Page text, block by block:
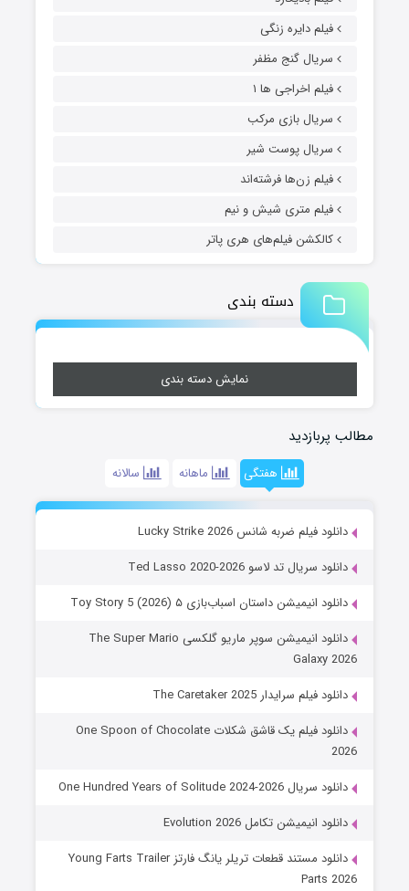
فیلم دایره زنگی
سریال گنج مظفر
فیلم اخراجی ها ۱
سریال بازی مرکب
سریال پوست شیر
فیلم زن‌ها فرشته‌اند
فیلم متری شیش و نیم
کالکشن فیلم‌های هری پاتر
دسته بندی
نمایش دسته بندی
مطالب پربازدید
هفتگی ماهانه سالانه
دانلود فیلم ضربه شانس Lucky Strike 2026
دانلود سریال تد لاسو Ted Lasso 2020-2026
دانلود انیمیشن داستان اسباب‌بازی ۵ Toy Story 5 (2026)
دانلود انیمیشن سوپر ماریو گلکسی The Super Mario
Galaxy 2026
دانلود فیلم سرایدار The Caretaker 2025
دانلود فیلم یک قاشق شکلات One Spoon of Chocolate
2026
دانلود سریال One Hundred Years of Solitude 2024-2026
دانلود انیمیشن تکامل Evolution 2026
دانلود مستند قطعات تریلر یانگ فارتز Young Farts Trailer
Parts 2026